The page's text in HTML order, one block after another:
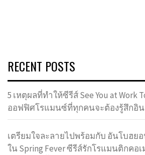
RECENT POSTS
5 เหตุผลที่ทำให้ซีรีส์ See You at Work
ออฟฟิศโรแมนซ์ที่ทุกคนจะต้องรู้สึกอิน
เตรียมใจละลายไปพร้อมกับ อันโบฮย
ใน Spring Fever ซีรีส์รักโรแมนติกคอ